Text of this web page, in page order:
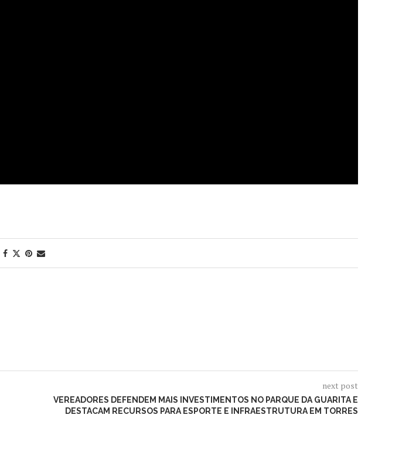
next post
VEREADORES DEFENDEM MAIS INVESTIMENTOS NO PARQUE DA GUARITA E
DESTACAM RECURSOS PARA ESPORTE E INFRAESTRUTURA EM TORRES